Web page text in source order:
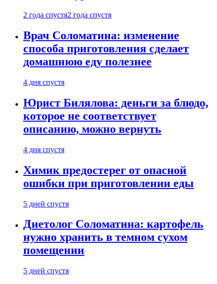
2 года спустя2 года спустя
Врач Соломатина: изменение
способа приготовления сделает
домашнюю еду полезнее
4 дня спустя
Юрист Билялова: деньги за блюдо,
которое не соответствует
описанию, можно вернуть
4 дня спустя
Химик предостерег от опасной
ошибки при приготовлении еды
5 дней спустя
Диетолог Соломатина: картофель
нужно хранить в темном сухом
помещении
5 дней спустя